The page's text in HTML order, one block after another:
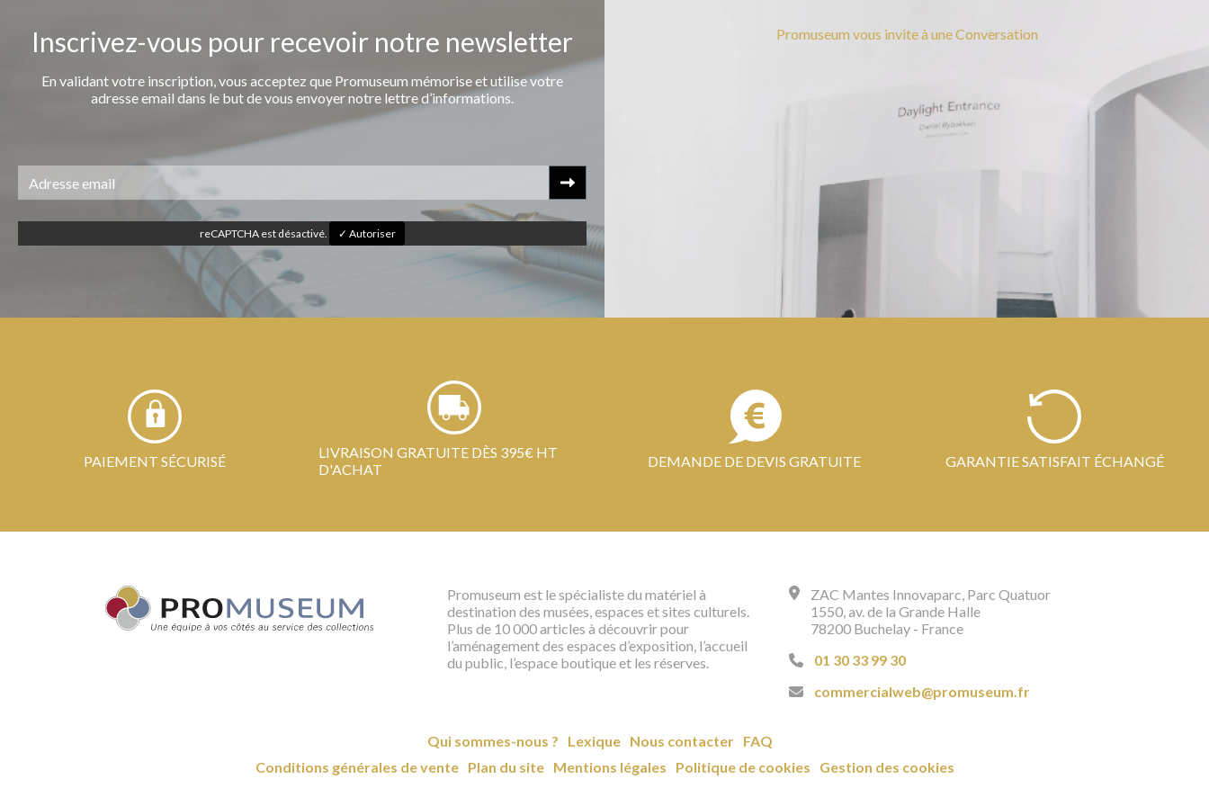
Inscrivez-vous pour recevoir notre newsletter
En validant votre inscription, vous acceptez que Promuseum mémorise et utilise votre
adresse email dans le but de vous envoyer notre lettre d’informations.
reCAPTCHA est désactivé. ✓ Autoriser
Promuseum vous invite à une Conversation
PAIEMENT SÉCURISÉ
LIVRAISON GRATUITE DÈS 395€ HT
D'ACHAT
DEMANDE DE DEVIS GRATUITE GARANTIE SATISFAIT ÉCHANGÉ
Promuseum est le spécialiste du matériel à
destination des musées, espaces et sites culturels.
Plus de 10 000 articles à découvrir pour
l’aménagement des espaces d’exposition, l’accueil
du public, l’espace boutique et les réserves.
ZAC Mantes Innovaparc, Parc Quatuor
1550, av. de la Grande Halle
78200 Buchelay - France
01 30 33 99 30
commercialweb@promuseum.fr
Qui sommes-nous ? Lexique Nous contacter FAQ
Conditions générales de vente
Plan du site Mentions légales Politique de cookies Gestion des cookies